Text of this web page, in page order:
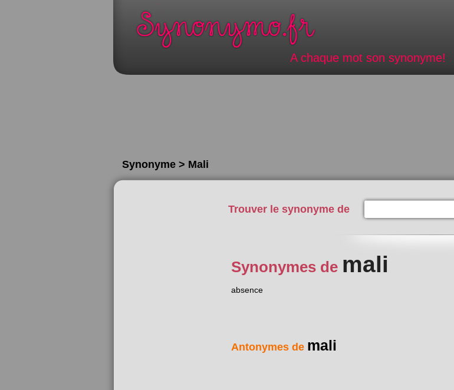
A chaque mot son synonyme!
Synonyme > Mali
Trouver le synonyme de
Synonymes de mali
absence
Antonymes de mali